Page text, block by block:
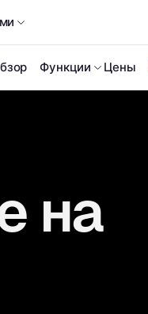
Функции Цены
на